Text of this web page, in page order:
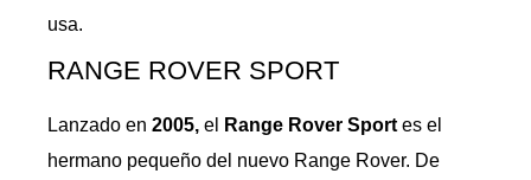
usa.
RANGE ROVER SPORT
Lanzado en 2005, el Range Rover Sport es el
hermano pequeño del nuevo Range Rover. De